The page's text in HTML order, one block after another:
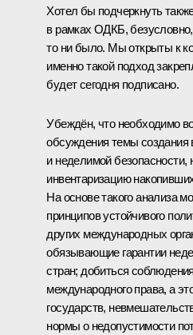
Хотел бы подчеркнуть
в рамках ОДКБ,
то ни было. Мы открыты к
именно такой подход
будет сегодня подписано.
Убеждён, что необходимо
обсуждения темы создания
и неделимой
инвентаризацию
На основе такого анализа
принципов устойчивого
других международных
обязывающие гарантии
стран; добиться
международного права, а
государств,
нормы о недопустимости